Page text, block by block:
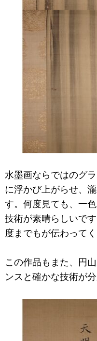
水墨画ならではのグ
に浮かび上がらせ、
す。 何度見ても、一
技術が素晴らしいで
度までもが伝わってく
この作品もまた、円
ンスと確かな技術が